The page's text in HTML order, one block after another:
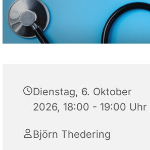
Dienstag, 6. Oktober
2026, 18:00 - 19:00 Uhr
Björn Thedering